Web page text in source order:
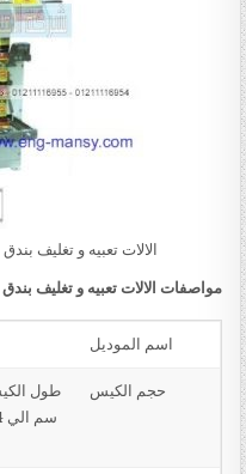
الالات تعبيه و تغليف بندق
مواصفات الالات تعبيه و تغليف بندق
اسم الموديل
حجم الكيس